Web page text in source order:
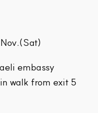
embassy
walk from exit 5